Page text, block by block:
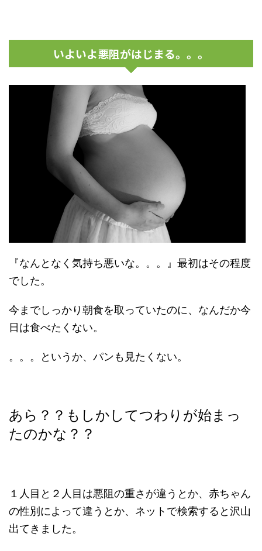
いよいよ悪阻がはじまる。。。
『なんとなく気持ち悪いな。。。』最初はその程度
でした。
今までしっかり朝食を取っていたのに、なんだか今
日は食べたくない。
。。。というか、パンも見たくない。
あら？？もしかしてつわりが始まっ
たのかな？？
１人目と２人目は悪阻の重さが違うとか、赤ちゃん
の性別によって違うとか、ネットで検索すると沢山
出てきました。